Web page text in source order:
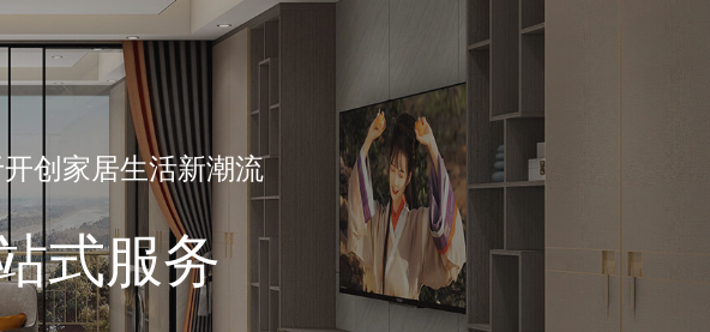
衣帽间
柜系列
发展历程
家具定制厂家
创家居生活新潮流
式服务